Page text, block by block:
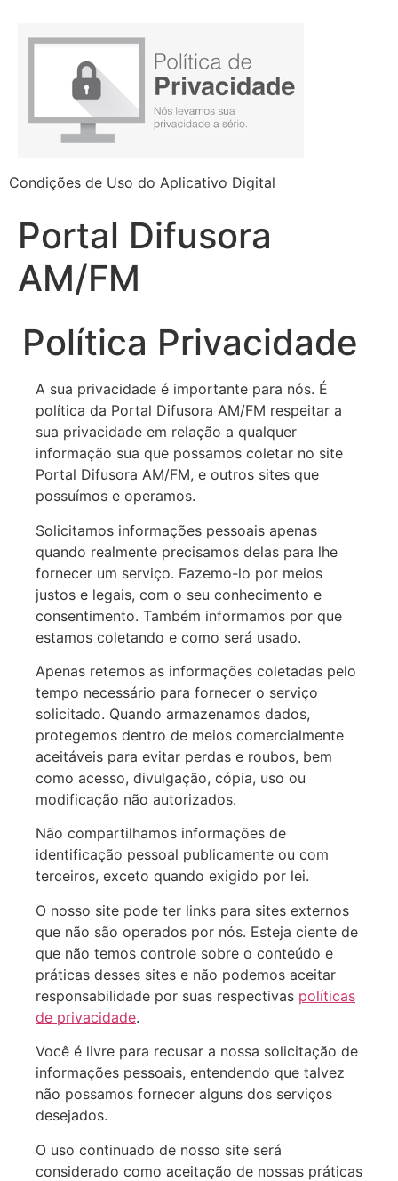
Condições de Uso do Aplicativo Digital
Portal Difusora
AM/FM
Política Privacidade
A sua privacidade é importante para nós. É
política da Portal Difusora AM/FM respeitar a
sua privacidade em relação a qualquer
informação sua que possamos coletar no site
Portal Difusora AM/FM, e outros sites que
possuímos e operamos.
Solicitamos informações pessoais apenas
quando realmente precisamos delas para lhe
fornecer um serviço. Fazemo-lo por meios
justos e legais, com o seu conhecimento e
consentimento. Também informamos por que
estamos coletando e como será usado.
Apenas retemos as informações coletadas pelo
tempo necessário para fornecer o serviço
solicitado. Quando armazenamos dados,
protegemos dentro de meios comercialmente
aceitáveis para evitar perdas e roubos, bem
como acesso, divulgação, cópia, uso ou
modificação não autorizados.
Não compartilhamos informações de
identificação pessoal publicamente ou com
terceiros, exceto quando exigido por lei.
O nosso site pode ter links para sites externos
que não são operados por nós. Esteja ciente de
que não temos controle sobre o conteúdo e
práticas desses sites e não podemos aceitar
responsabilidade por suas respectivas políticas
de privacidade.
Você é livre para recusar a nossa solicitação de
informações pessoais, entendendo que talvez
não possamos fornecer alguns dos serviços
desejados.
O uso continuado de nosso site será
considerado como aceitação de nossas práticas